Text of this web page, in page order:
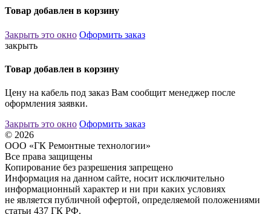
Товар добавлен в корзину
Закрыть это окно Оформить заказ
закрыть
Товар добавлен в корзину
Цену на кабель под заказ Вам сообщит менеджер после
оформления заявки.
Закрыть это окно Оформить заказ
© 2026
ООО «ГК Ремонтные технологии»
Все права защищены
Копирование без разрешения запрещено
Информация на данном сайте, носит исключительно
информационный характер и ни при каких условиях
не является публичной офертой, определяемой положениями
статьи 437 ГК РФ.